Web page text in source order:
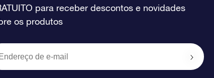
para receber descontos e novidades
os produtos